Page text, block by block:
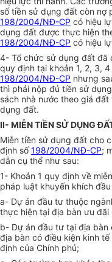
số tiền sử dụng đất còn nợ
198/2004/NĐ-CP có hiệu
dụng đất được thực hiện
198/2004/NĐ-CP có hiệu
4- Tổ chức sử dụng đất đã
quy định tại khoản 1, 2, 3,
198/2004/NĐ-CP nhưng
thì phải nộp đủ tiền sử
sách nhà nước theo giá
dụng đất.
II- MIỄN TIỀN SỬ DỤNG
Miễn tiền sử dụng đất cho
định số198/2004/NĐ-CP;
dẫn cụ thể như sau:
1- Khoản 1 quy định về
pháp luật khuyến khích
a- Dự án đầu tư thuộc
thực hiện tại địa bàn ưu
b- Dự án đầu tư tại địa bàn
địa bàn có điều kiện kinh
định của Chính phủ;